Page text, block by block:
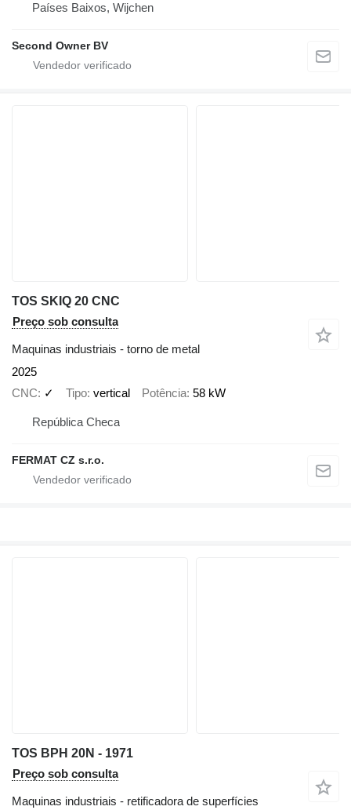
Países Baixos, Wijchen
Second Owner BV
TOS SKIQ 20 CNC
Preço sob consulta
Maquinas industriais - torno de metal
2025
CNC
✓ Tipo vertical Potência 58 kW
República Checa
FERMAT CZ s.r.o.
TOS BPH 20N - 1971
Preço sob consulta
Maquinas industriais - retificadora de superfícies